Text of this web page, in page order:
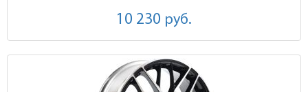
10 230 руб.